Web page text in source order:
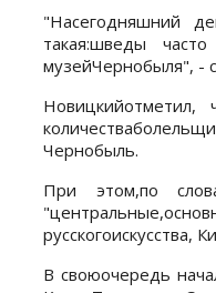
"Насегодняшний
такая:шведы
музейЧернобыля", -
Чернобыль.
При этом,по
русскогоискусства,
В своюочередь